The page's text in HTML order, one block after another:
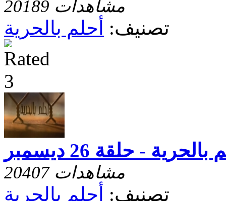
20189 مشاهدات
تصنيف: أحلم بالحرية
- حلقة 26 ديسمبر
20407 مشاهدات
تصنيف: أحلم بالحرية